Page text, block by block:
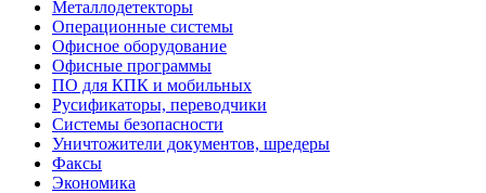
Металлодетекторы
Операционные системы
Офисное оборудование
Офисные программы
ПО для КПК и мобильных
Русификаторы, переводчики
Системы безопасности
Уничтожители документов, шредеры
Факсы
Экономика